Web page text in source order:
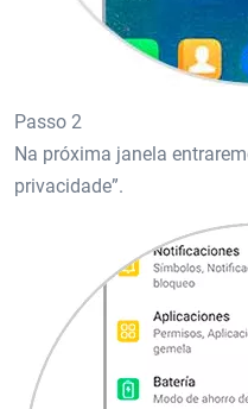
Passo 2
Na próxima janela
privacidade”.